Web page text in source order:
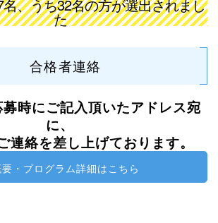
、うち32名の方が選出されまし
た
合格者連絡
時にご記入頂いたアドレス宛
に、
連絡を差し上げております。
・プログラム詳細はこちら